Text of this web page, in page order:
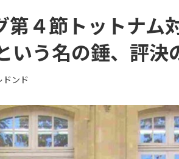
４節トットナム
いう名の錘、評決
ドンド